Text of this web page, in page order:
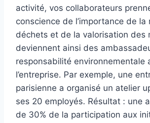
activité, vos collaborateurs
conscience de l’importance de
déchets et de la valorisation des
deviennent ainsi des
responsabilité environnementale
l’entreprise. Par exemple, une
parisienne a organisé un atelier
ses 20 employés. Résultat : une
de 30% de la participation aux